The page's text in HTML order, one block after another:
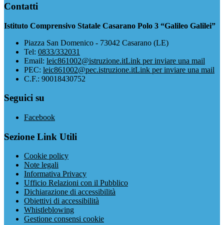
Contatti
Istituto Comprensivo Statale Casarano Polo 3 “Galileo Galilei”
Piazza San Domenico - 73042 Casarano (LE)
Tel: 0833/332031
Email: leic861002@istruzione.itLink per inviare una mail
PEC: leic861002@pec.istruzione.itLink per inviare una mail
C.F.: 90018430752
Seguici su
Facebook
Sezione Link Utili
Cookie policy
Note legali
Informativa Privacy
Ufficio Relazioni con il Pubblico
Dichiarazione di accessibilità
Obiettivi di accessibilità
Whistleblowing
Gestione consensi cookie